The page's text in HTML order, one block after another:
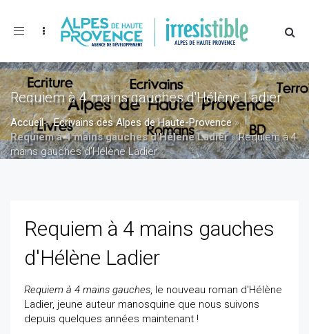
Toggle
Requiem à 4 mains gauches d'Hélène Ladier
Accueil»Ecrivains des Alpes de Haute-Provence»
Requiem à 4 mains gauches d'Hélène Ladier»Requiem à 4
mains gauches d'Hélène Ladier
Requiem à 4 mains gauches
d'Hélène Ladier
Requiem à 4 mains gauches, le nouveau roman d'Hélène
Ladier, jeune auteur manosquine que nous suivons
depuis quelques années maintenant !